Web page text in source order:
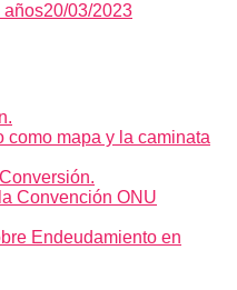
años20/03/2023
como mapa y la caminata
Convención ONU
Endeudamiento en